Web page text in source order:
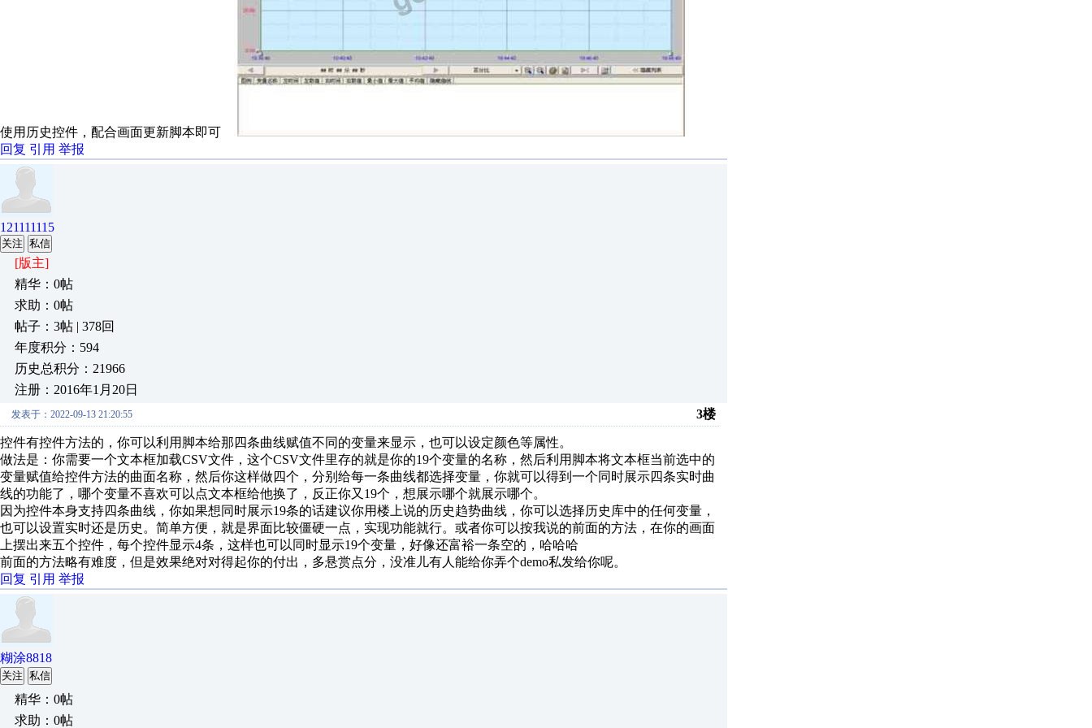
使用历史控件，配合画面更新脚本即可
回复 引用 举报
121111115
关注 私信
[版主]
精华：0帖
求助：0帖
帖子：3帖 | 378回
年度积分：594
历史总积分：21966
注册：2016年1月20日
发表于：2022-09-13 21:20:55 3楼
控件有控件方法的，你可以利用脚本给那四条曲线赋值不同的变量来显示，也可以设定颜色等属性。
做法是：你需要一个文本框加载CSV文件，这个CSV文件里存的就是你的19个变量的名称，然后利用脚本将文本框当前选中的
变量赋值给控件方法的曲面名称，然后你这样做四个，分别给每一条曲线都选择变量，你就可以得到一个同时展示四条实时曲
线的功能了，哪个变量不喜欢可以点文本框给他换了，反正你又19个，想展示哪个就展示哪个。
因为控件本身支持四条曲线，你如果想同时展示19条的话建议你用楼上说的历史趋势曲线，你可以选择历史库中的任何变量，
也可以设置实时还是历史。简单方便，就是界面比较僵硬一点，实现功能就行。或者你可以按我说的前面的方法，在你的画面
上摆出来五个控件，每个控件显示4条，这样也可以同时显示19个变量，好像还富裕一条空的，哈哈哈
前面的方法略有难度，但是效果绝对对得起你的付出，多悬赏点分，没准儿有人能给你弄个demo私发给你呢。
回复 引用 举报
糊涂8818
关注 私信
精华：0帖
求助：0帖